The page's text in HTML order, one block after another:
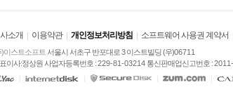
소개 이용약관 개인정보처리방침 소프트웨어 사용권 계약서
)이스트소프트 서울시 서초구 반포대로 3 이스트빌딩 (우)06711
이사:정상원 사업자등록번호 : 229-81-03214 통신판매업신고번호 : 2011